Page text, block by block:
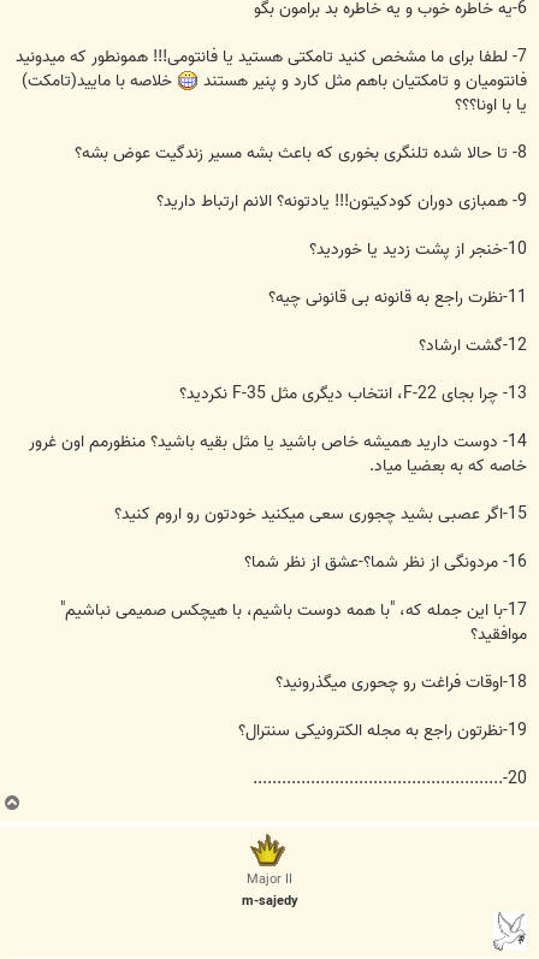
6-یه خاطره خوب و یه خاطره بد برامون بگو
7- لطفا برای ما مشخص کنید تامکتی هستید یا فانتومی!!! همونطور که میدونید
فانتومیان و تامکتیان باهم مثل کارد و پنیر هستند
خلاصه با مایید(تامکت)
یا با اونا؟؟؟
8- تا حالا شده تلنگری بخوری که باعث بشه مسیر زندگیت عوض بشه؟
9- همبازی دوران کودکیتون!!! یادتونه؟ الانم ارتباط دارید؟
10-خنجر از پشت زدید یا خوردید؟
11-نظرت راجع به قانونه بی قانونی چیه؟
12-گشت ارشاد؟
13- چرا بجای F-22، انتخاب دیگری مثل F-35 نکردید؟
14- دوست دارید همیشه خاص باشید یا مثل بقیه باشید؟ منظورمم اون غرور
خاصه که به بعضیا میاد.
15-اگر عصبی بشید چجوری سعی میکنید خودتون رو اروم کنید؟
16- مردونگی از نظر شما؟-عشق از نظر شما؟
17-با این جمله که، "با همه دوست باشیم، با هیچکس صمیمی نباشیم"
موافقید؟
18-اوقات فراغت رو چحوری میگذرونید؟
19-نظرتون راجع به مجله الکترونیکی سنترال؟
20-....................................................
ب
ا
Major II
m-sajedy